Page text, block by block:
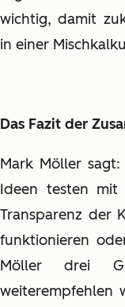
wichtig, damit
in einer
Das Fazit der
Mark Möller
Ideen testen
Transparenz der
funktionieren
Möller drei
weiterempfehlen